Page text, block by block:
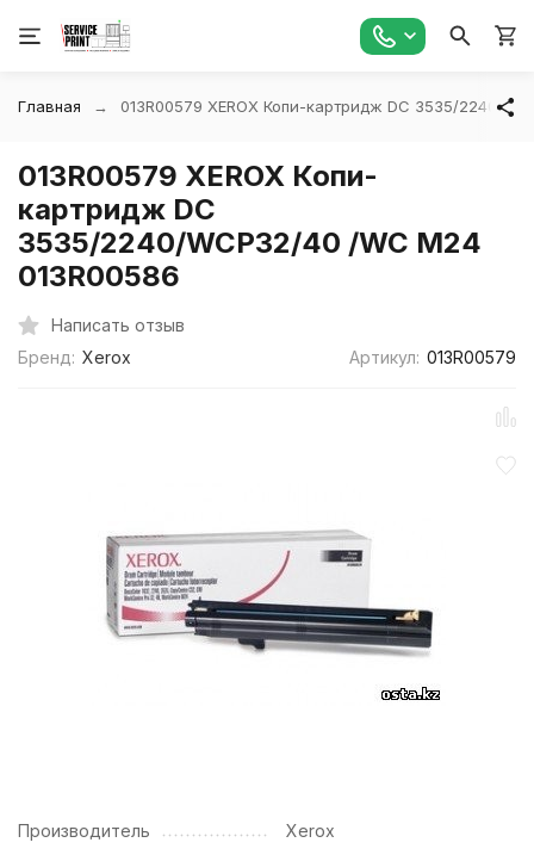
Главная 013R00579 XEROX Копи-картридж DC 3535/2240/
013R00579 XEROX Копи-
картридж DC
3535/2240/WCP32/40 /WC M24
013R00586
Написать отзыв
Бренд: Xerox Артикул: 013R00579
Производитель
Xerox